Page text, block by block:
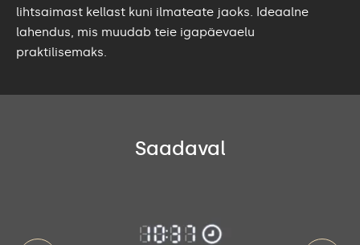
lihtsaimast kellast kuni ilmateate jaoks. Ideaalne
lahendus, mis muudab teie igapäevaelu
praktilisemaks.
Saadaval